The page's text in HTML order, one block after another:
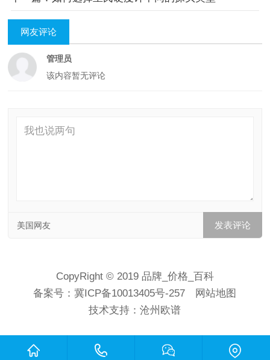
网友评论
管理员
该内容暂无评论
美国网友
CopyRight © 2019 品牌_价格_百科
备案号：冀ICP备10013405号-257
网站地图
技术支持：沧州欧谱